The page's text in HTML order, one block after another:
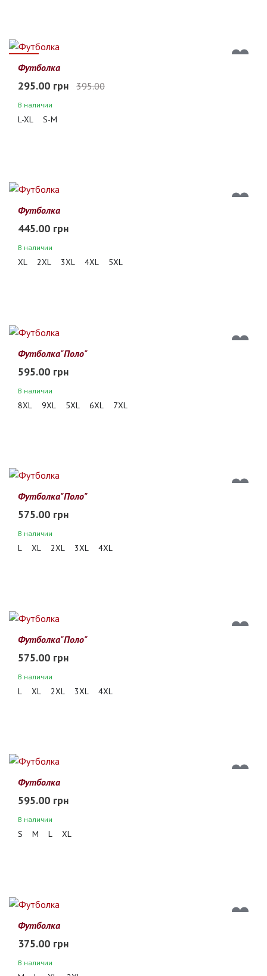
25%
Футболка
295.00 грн 395.00
В наличии
L-XL S-M
Футболка
445.00 грн
В наличии
XL 2XL 3XL 4XL 5XL
Футболка"Поло"
595.00 грн
В наличии
8XL 9XL 5XL 6XL 7XL
Футболка"Поло"
575.00 грн
В наличии
L XL 2XL 3XL 4XL
Футболка"Поло"
575.00 грн
В наличии
L XL 2XL 3XL 4XL
Футболка
595.00 грн
В наличии
S M L XL
Футболка
375.00 грн
В наличии